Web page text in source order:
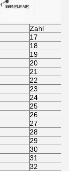
Zahl
17
18
19
20
21
22
23
24
25
26
27
28
29
30
31
32